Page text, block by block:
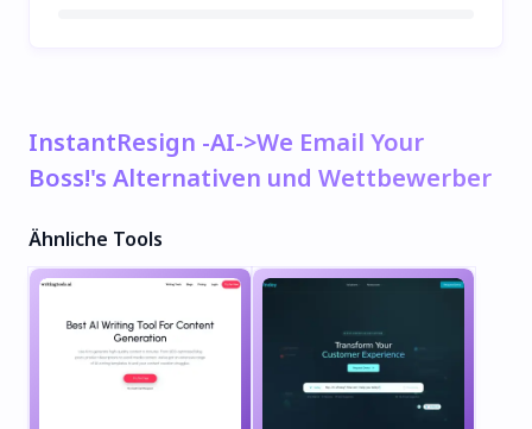
InstantResign -AI->We Email Your
Boss!'s Alternativen und Wettbewerber
Ähnliche Tools